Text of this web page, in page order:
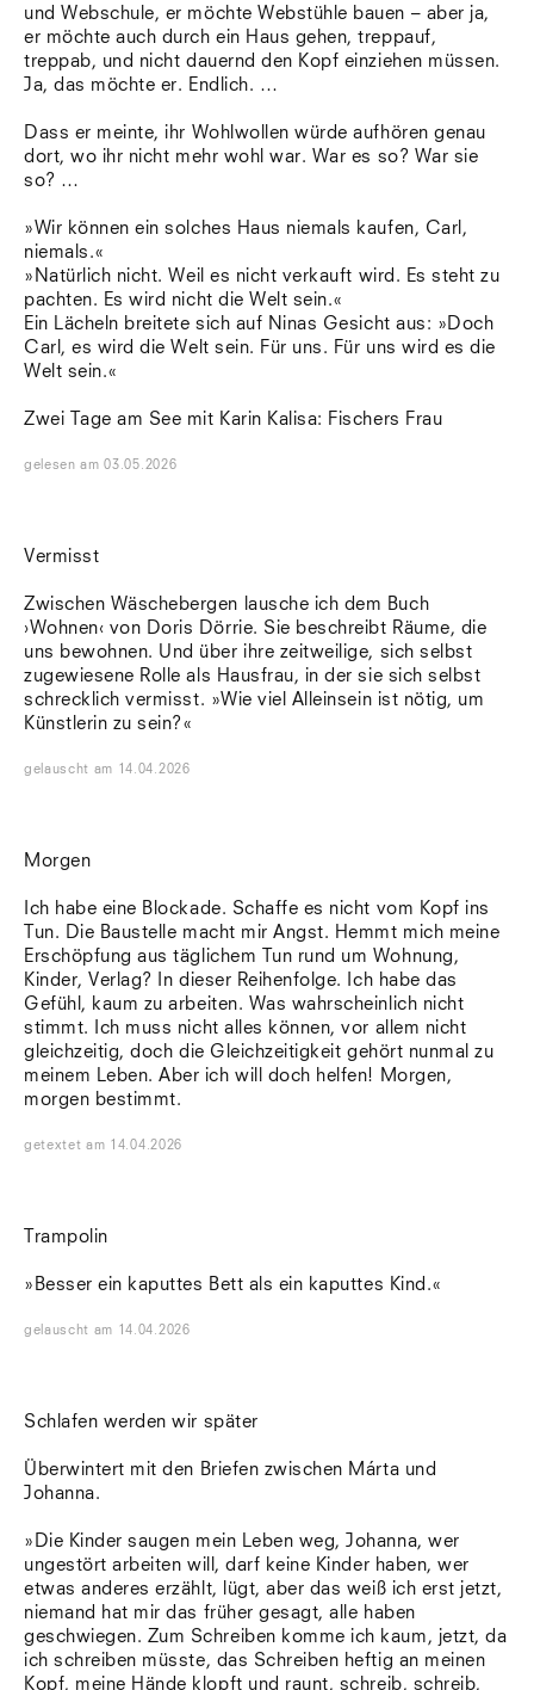
und Webschule, er möchte Webstühle bauen – aber ja,
er möchte auch durch ein Haus gehen, treppauf,
treppab, und nicht dauernd den Kopf einziehen müssen.
Ja, das möchte er. Endlich. …
Dass er meinte, ihr Wohlwollen würde aufhören genau
dort, wo ihr nicht mehr wohl war. War es so? War sie
so? …
»Wir können ein solches Haus niemals kaufen, Carl,
niemals.«
»Natürlich nicht. Weil es nicht verkauft wird. Es steht zu
pachten. Es wird nicht die Welt sein.«
Ein Lächeln breitete sich auf Ninas Gesicht aus: »Doch
Carl, es wird die Welt sein. Für uns. Für uns wird es die
Welt sein.«
Zwei Tage am See mit Karin Kalisa: Fischers Frau
gelesen am03.05.2026
Vermisst
Zwischen Wäschebergen lausche ich dem Buch
›Wohnen‹ von Doris Dörrie. Sie beschreibt Räume, die
uns bewohnen. Und über ihre zeitweilige, sich selbst
zugewiesene Rolle als Hausfrau, in der sie sich selbst
schrecklich vermisst. »Wie viel Alleinsein ist nötig, um
Künstlerin zu sein?«
gelauscht am 14.04.2026
Morgen
Ich habe eine Blockade. Schaffe es nicht vom Kopf ins
Tun. Die Baustelle macht mir Angst. Hemmt mich meine
Erschöpfung aus täglichem Tun rund um Wohnung,
Kinder, Verlag? In dieser Reihenfolge. Ich habe das
Gefühl, kaum zu arbeiten. Was wahrscheinlich nicht
stimmt. Ich muss nicht alles können, vor allem nicht
gleichzeitig, doch die Gleichzeitigkeit gehört nunmal zu
meinem Leben. Aber ich will doch helfen! Morgen,
morgen bestimmt.
getextet am 14.04.2026
Trampolin
»Besser ein kaputtes Bett als ein kaputtes Kind.«
gelauscht am 14.04.2026
Schlafen werden wir später
Überwintert mit den Briefen zwischen Márta und
Johanna.
»Die Kinder saugen mein Leben weg, Johanna, wer
ungestört arbeiten will, darf keine Kinder haben, wer
etwas anderes erzählt, lügt, aber das weiß ich erst jetzt,
niemand hat mir das früher gesagt, alle haben
geschwiegen. Zum Schreiben komme ich kaum, jetzt, da
ich schreiben müsste, das Schreiben heftig an meinen
Kopf, meine Hände klopft und raunt, schreib, schreib,